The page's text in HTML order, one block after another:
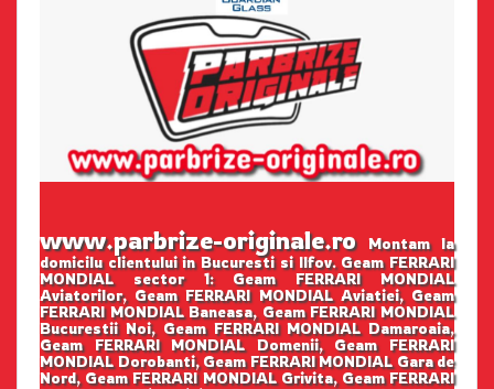
www.parbrize-originale.roMontam la
domicilu clientului in Bucuresti si Ilfov. Geam FERRARI
MONDIAL sector 1: Geam FERRARI MONDIAL
Aviatorilor, Geam FERRARI MONDIAL Aviatiei, Geam
FERRARI MONDIAL Baneasa, Geam FERRARI MONDIAL
Bucurestii Noi, Geam FERRARI MONDIAL Damaroaia,
Geam FERRARI MONDIAL Domenii, Geam FERRARI
MONDIAL Dorobanti, Geam FERRARI MONDIAL Gara de
Nord, Geam FERRARI MONDIAL Grivita, Geam FERRARI